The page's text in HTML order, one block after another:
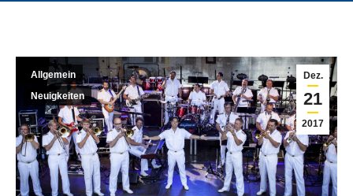
Dez.
21
2017
Allgemein
Neuigkeiten